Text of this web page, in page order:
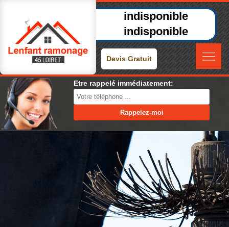
indisponible
indisponible
Devis Gratuit
Etre rappelé immédiatement: